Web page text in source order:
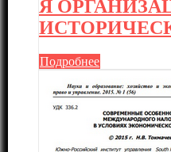
Я
Подробнее